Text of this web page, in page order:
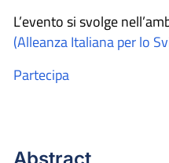
L’evento si svolge
(Alleanza Italiana per lo
Partecipa